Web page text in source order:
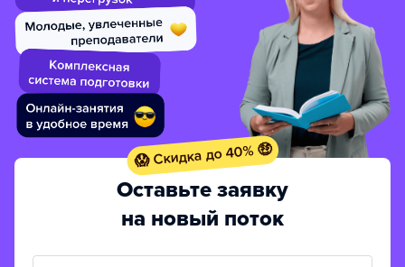
Оставьте заявку
на новый поток
😱 Скидка до 40% 🤑